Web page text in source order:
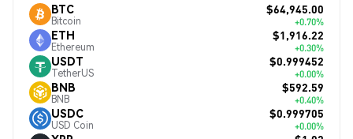
BTC
Bitcoin
$64,945.00
+0.70%
ETH
Ethereum
$1,916.22
+0.30%
USDT
TetherUS
$0.999452
+0.00%
BNB
BNB
$592.59
+0.40%
USDC
USD Coin
$0.999705
+0.00%